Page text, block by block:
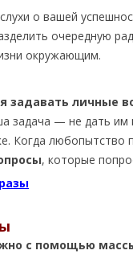
о вашей
очередную
окружающим.
задавать личные
задача — не дать
Когда любопытство
, которые
с помощью